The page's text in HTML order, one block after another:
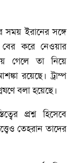
সময় ইরানের সঙ্গে
বের করে নেওয়ার
গেলে তা নিয়ে
রয়েছে। ট্রাম্প
বলা হয়েছে।
প্রশ্ন হিসেবে
তেহরান তাদের